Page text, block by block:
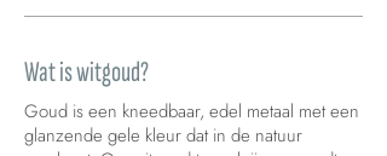
Wat is witgoud?
Goud is een kneedbaar, edel metaal met een
glanzende gele kleur dat in de natuur